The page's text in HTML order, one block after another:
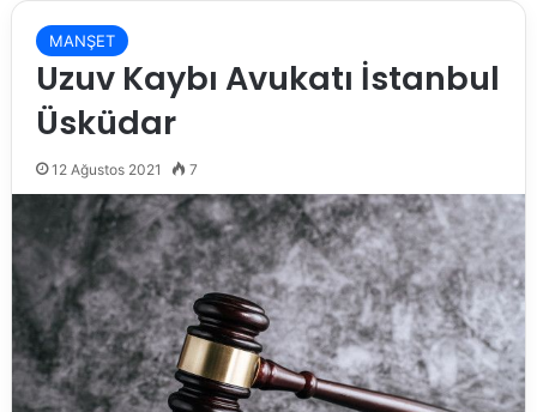
MANŞET
Uzuv Kaybı Avukatı İstanbul
Üsküdar
12 Ağustos 2021 7